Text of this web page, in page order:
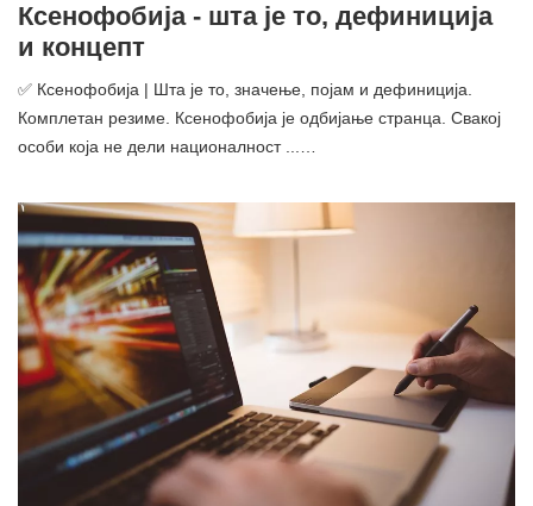
Ксенофобија - шта је то, дефиниција
и концепт
✅ Ксенофобија | Шта је то, значење, појам и дефиниција.
Комплетан резиме. Ксенофобија је одбијање странца. Свакој
особи која не дели националност ...…